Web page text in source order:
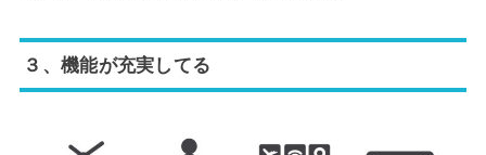
３、機能が充実してる